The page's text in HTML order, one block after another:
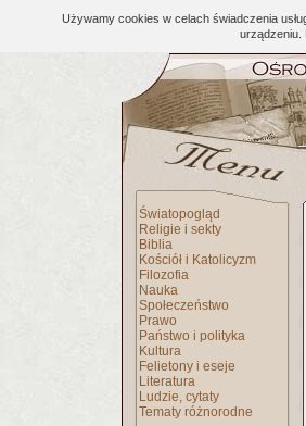
Używamy cookies w celach świadczenia
urządzeniu.
Światopogląd
Religie i sekty
Biblia
Kościół i Katolicyzm
Filozofia
Nauka
Społeczeństwo
Prawo
Państwo i polityka
Kultura
Felietony i eseje
Literatura
Ludzie, cytaty
Tematy różnorodne